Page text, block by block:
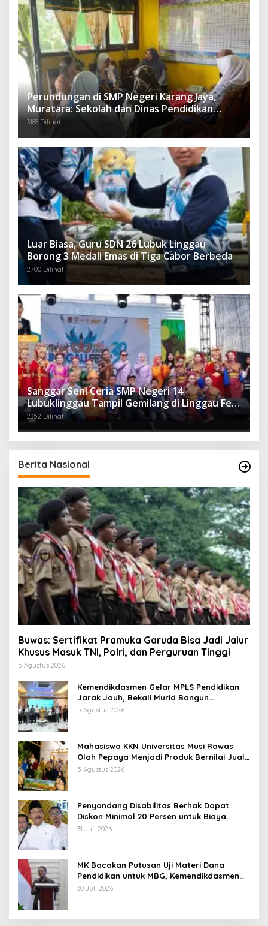
Perundungan di SMP Negeri Karang Jaya,
Muratara: Sekolah dan Dinas Pendidikan
Langsung Ambil Tindakan Tegas
3188 Dilihat
Luar Biasa, Guru SDN 26 Lubuk Linggau
Borong 3 Medali Emas di Tiga Cabor Berbeda
2700 Dilihat
Sanggar Seni Ceria SMP Negeri 14
Lubuklinggau Tampil Gemilang di Linggau Fest
2025
2352 Dilihat
Berita Nasional
Buwas: Sertifikat Pramuka Garuda Bisa Jadi Jalur
Khusus Masuk TNI, Polri, dan Perguruan Tinggi
5 Agustus 2026
Kemendikdasmen Gelar MPLS Pendidikan
Jarak Jauh, Bekali Murid Bangun
Kemandirian Belajar
5 Agustus 2026
Mahasiswa KKN Universitas Musi Rawas
Olah Pepaya Menjadi Produk Bernilai Jual
Tinggi, Dorong UMKM Desa Air Satan
5 Agustus 2026
Penyandang Disabilitas Berhak Dapat
Diskon Minimal 20 Persen untuk Biaya
Sekolah dan Kuliah
31 Juli 2026
MK Bacakan Putusan Uji Materi Dana
Pendidikan untuk MBG, Kemendikdasmen
Tunggu Implikasi Putusan
30 Juli 2026